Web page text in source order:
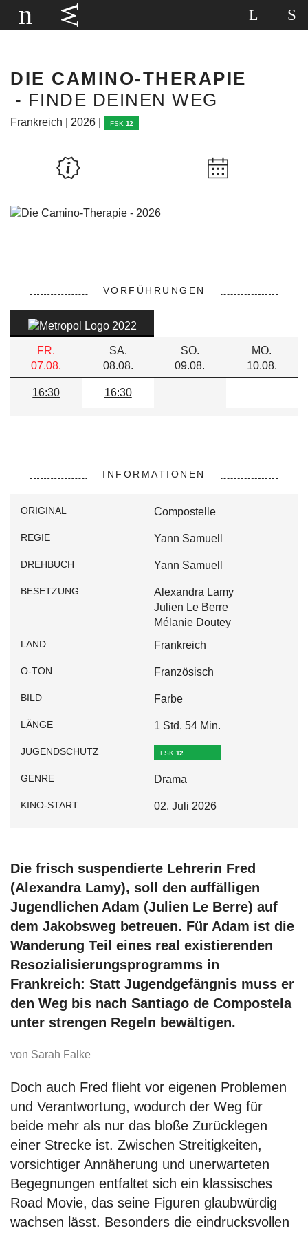
DIE CAMINO-THERAPIE
- FINDE DEINEN WEG
Frankreich | 2026 | FSK 12
VORFÜHRUNGEN
FR.
07.08.
SA.
08.08.
SO.
09.08.
MO.
10.08.
16:30 16:30
INFORMATIONEN
ORIGINAL Compostelle
REGIE Yann Samuell
DREHBUCH Yann Samuell
BESETZUNG
Alexandra Lamy
Julien Le Berre
Mélanie Doutey
LAND Frankreich
O-TON Französisch
BILD Farbe
LÄNGE 1 Std. 54 Min.
JUGENDSCHUTZ FSK 12
GENRE Drama
KINO-START 02. Juli 2026
Die frisch suspendierte Lehrerin Fred
(Alexandra Lamy), soll den auffälligen
Jugendlichen Adam (Julien Le Berre) auf
dem Jakobsweg betreuen. Für Adam ist die
Wanderung Teil eines real existierenden
Resozialisierungsprogramms in
Frankreich: Statt Jugendgefängnis muss er
den Weg bis nach Santiago de Compostela
unter strengen Regeln bewältigen.
von Sarah Falke
Doch auch Fred flieht vor eigenen Problemen
und Verantwortung, wodurch der Weg für
beide mehr als nur das bloße Zurücklegen
einer Strecke ist. Zwischen Streitigkeiten,
vorsichtiger Annäherung und unerwarteten
Begegnungen entfaltet sich ein klassisches
Road Movie, das seine Figuren glaubwürdig
wachsen lässt. Besonders die eindrucksvollen